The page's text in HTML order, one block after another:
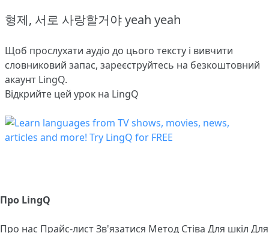
형제, 서로 사랑할거야 yeah yeah
Щоб прослухати аудіо до цього тексту і вивчити
словниковий запас, зареєструйтесь на безкоштовний
акаунт LingQ.
Відкрийте цей урок на LingQ
Про LingQ
Про нас Прайс-листЗв'язатися Метод Стіва Для шкіл Для